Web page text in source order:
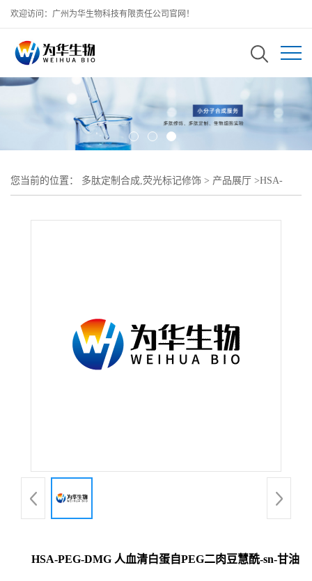
欢迎访问：广州为华生物科技有限责任公司官网！
您当前的位置： 多肽定制合成,荧光标记修饰 > 产品展厅 >HSA-
HSA-PEG-DMG 人血清白蛋自PEG二肉豆慧酰-sn-甘油